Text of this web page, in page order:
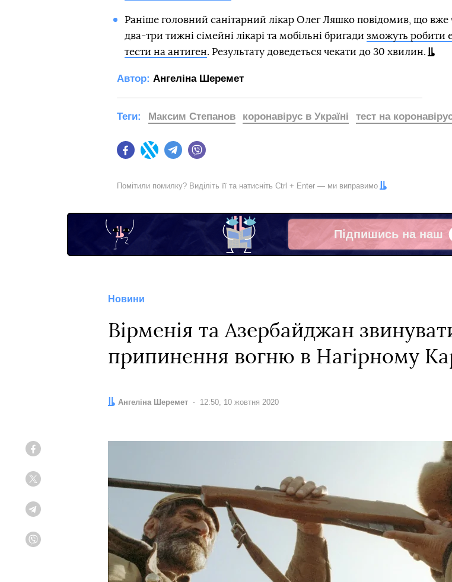
Раніше головний санітарний лікар Олег Ляшко повідомив, що вже
два-три тижні сімейні лікарі та мобільні бригади зможуть робити
тести на антиген. Результату доведеться чекати до 30 хвилин.
Автор: Ангеліна Шеремет
FacebookTwitter Telegram
Теги: Максим Степанов коронавірус в Україні тест на
Помітили помилку? Виділіть її та натисніть Ctrl + Enter — ми виправимо
Підпишись на наш
Facebook
Новини
Вірменія та Азербайджан
припинення вогню в Нагірному
Автор:
Ангеліна Шеремет Дата:
12:50, 10 жовтня 2020